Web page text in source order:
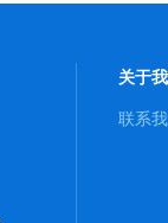
关于
联系